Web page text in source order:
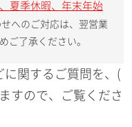
夏季休暇、年末年始
へのご対応は、翌営業
ご了承ください。
に関するご質問を、(
すので、ご覧くださ